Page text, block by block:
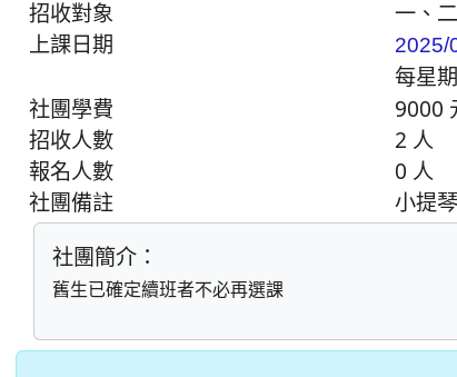
招收對象
一、
上課日期
2025/
每星期
社團學費
9000
招收人數
2 人
報名人數
0 人
社團備註
小提
社團簡介：
舊生已確定續班者不必再選課